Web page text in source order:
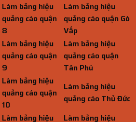
Làm bảng hiệu
quảng cáo quận
8
Làm bảng hiệu
quảng cáo quận Gò
Vấp
Làm bảng hiệu
quảng cáo quận
9
Làm bảng hiệu
quảng cáo quận
Tân Phú
Làm bảng hiệu
quảng cáo quận
10
Làm bảng hiệu
quảng cáo Thủ Đức
Làm bảng hiệu
Làm bảng hiệu